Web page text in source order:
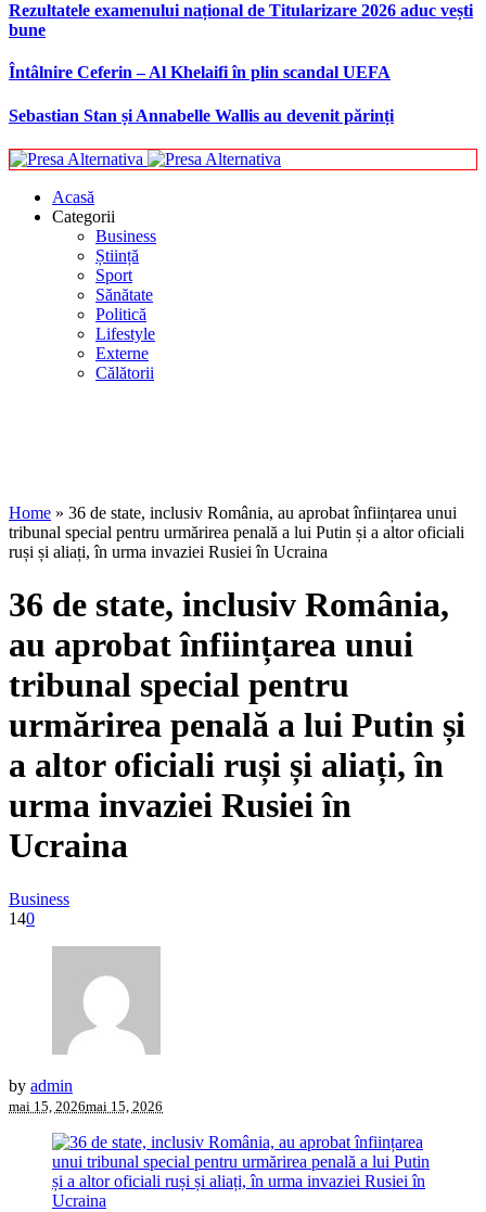
Rezultatele examenului național de Titularizare 2026 aduc vești
bune
Întâlnire Ceferin – Al Khelaifi în plin scandal UEFA
Sebastian Stan și Annabelle Wallis au devenit părinți
Acasă
Categorii
Business
Știință
Sport
Sănătate
Politică
Lifestyle
Externe
Călătorii
Home » 36 de state, inclusiv România, au aprobat înființarea unui
tribunal special pentru urmărirea penală a lui Putin și a altor oficiali
ruși și aliați, în urma invaziei Rusiei în Ucraina
36 de state, inclusiv România,
au aprobat înființarea unui
tribunal special pentru
urmărirea penală a lui Putin și
a altor oficiali ruși și aliați, în
urma invaziei Rusiei în
Ucraina
Business
140
by admin
mai 15, 2026mai 15, 2026